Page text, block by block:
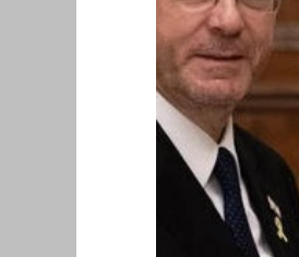
Filosofia Mostre
Relazioni